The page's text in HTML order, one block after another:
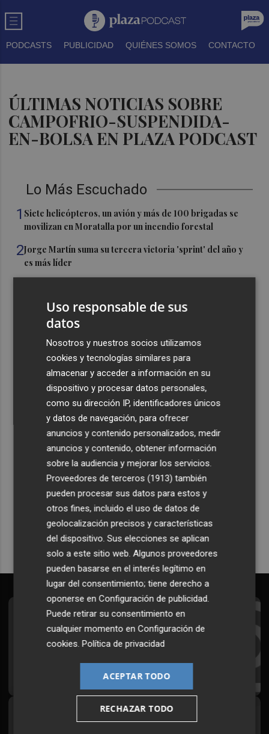
PODCASTS PUBLICIDAD QUIÉNES SOMOS CONTACTO
ÚLTIMAS NOTICIAS SOBRE
CAMPOFRIO-SUSPENDIDA-
EN-BOLSA EN PLAZA PODCAST
Lo Más Escuchado
1 Siete helicópteros, un avión y más de 100 brigadas se
movilizan en Moratalla por un incendio forestal
2Jorge Martín suma su tercera victoria 'sprint' del año y
es más líder
del legado de Jaume I
Una gran cadena humana de cariño y reivindicación se
vuelve a abrazar en las playas por el Mar Menor
Recibe toda la actualidad de
Plaza Podcast en tu correo
Quiero suscribirme
Suscríbete al Boletín
Todos los días a primera hora en tu email
Síguenos en redes
Uso responsable de sus
datos
Nosotros y nuestros socios utilizamos
cookies y tecnologías similares para
almacenar y acceder a información en su
dispositivo y procesar datos personales,
como su dirección IP, identificadores únicos
y datos de navegación, para ofrecer
anuncios y contenido personalizados, medir
anuncios y contenido, obtener información
sobre la audiencia y mejorar los servicios.
Proveedores de terceros (1913) también
pueden procesar sus datos para estos y
otros fines, incluido el uso de datos de
geolocalización precisos y características
del dispositivo. Sus elecciones se aplican
solo a este sitio web. Algunos proveedores
pueden basarse en el interés legítimo en
lugar del consentimiento; tiene derecho a
oponerse enConfiguración de publicidad.
Puede retirar su consentimiento en
cualquier momento enConfiguración de
cookies.Política de privacidad
ACEPTAR TODO
RECHAZAR TODO